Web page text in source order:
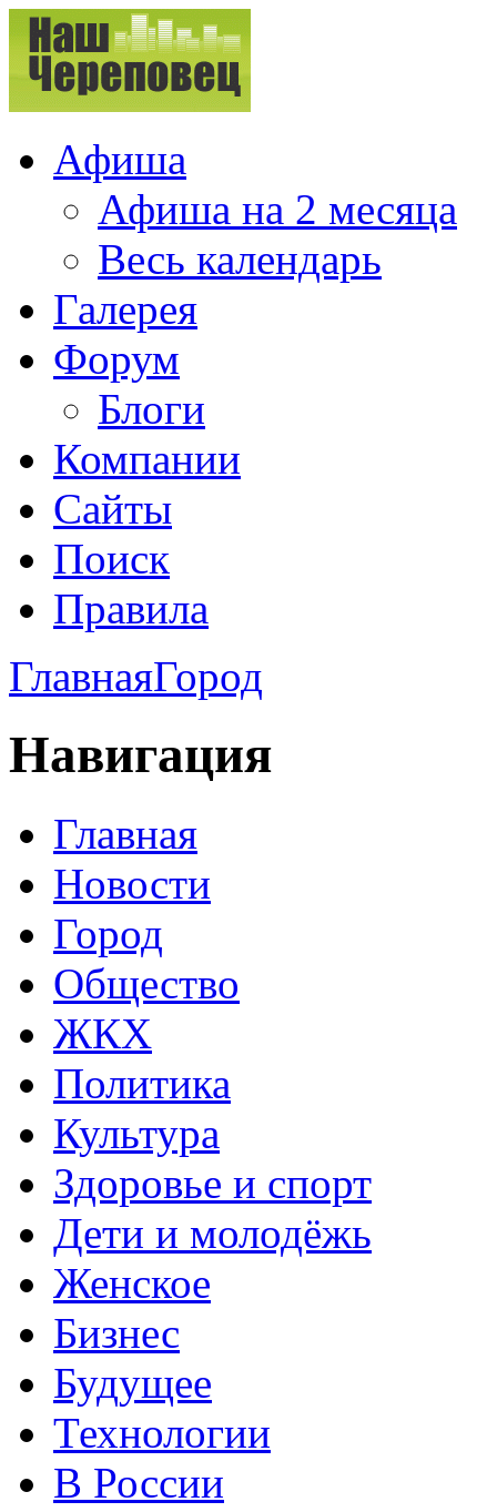
Афиша
Афиша на 2 месяца
Весь календарь
Галерея
Форум
Блоги
Компании
Сайты
Поиск
Правила
ГлавнаяГород
Навигация
Главная
Новости
Город
Общество
ЖКХ
Политика
Культура
Здоровье и спорт
Дети и молодёжь
Женское
Бизнес
Будущее
Технологии
В России